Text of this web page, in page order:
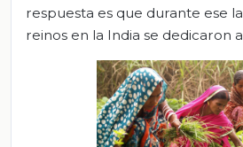
respuesta es que durante ese
reinos en la India se dedicaron